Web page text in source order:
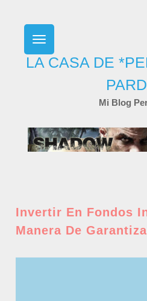
LA CASA DE
Mi Blog
Invertir En Fondos
Manera De